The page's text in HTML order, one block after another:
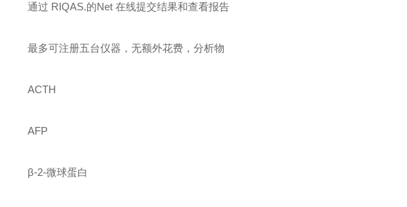
通过 RIQAS.的Net 在线提交结果和查看报告
最多可注册五台仪器，无额外花费，分析物
ACTH
AFP
β-2-微球蛋白